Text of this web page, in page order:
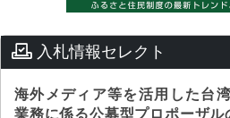
入札情報セレクト
海外メディア等を活用した台
業務に係る公募型プロポーザル